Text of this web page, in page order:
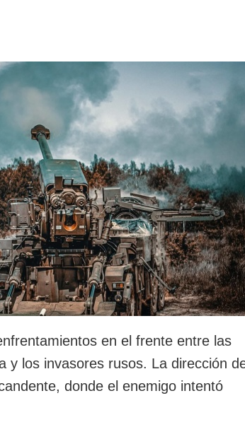
en el frente entre las
y los invasores rusos. La dirección
donde el enemigo intentó